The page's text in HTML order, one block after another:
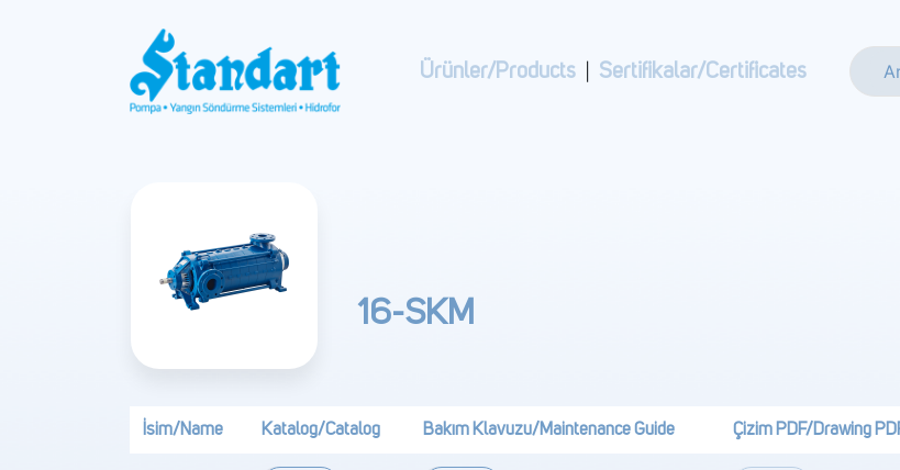
Ürünler/Products Sertifikalar/Certificates
16-SKM
İsim/Name Katalog/Catalog Bakım Klavuzu/Maintenance Guide Çizim PDF/Drawing